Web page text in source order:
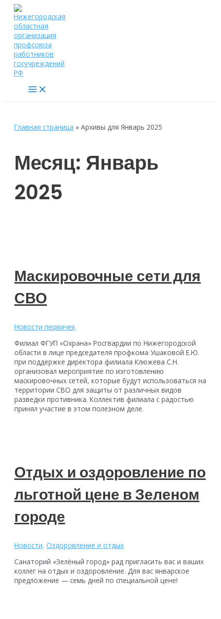
Перейти
содержимому
Main
Menu
Главная страница »Архивы для Январь 2025
Месяц: Январь
2025
Маскировочные сети для
СВО
Новости первичек
Филиал ФГУП «Охрана» Росгвардии по Нижегородской
области в лице председателя профкома Ушаковой Е.Ю.
при поддержке директора филиала Клюжева С.Н.
организовал мероприятие по изготовлению
маскировочных сетей, которые будут использоваться на
территории СВО для защиты от различных видов
разведки противника. Коллектив филиала с радостью
принял участие в этом полезном деле.
Отдых и оздоровление по
льготной цене в Зеленом
городе
Новости,Оздоровление и отдых
Санаторий «Зелёный город» рад пригласить вас и ваших
коллег на отдых и оздоровление. Для вас январское
предложение — семь дней по специальной цене!